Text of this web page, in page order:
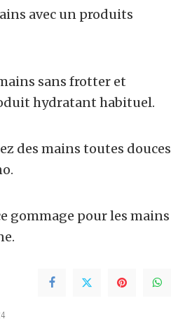
avec un produits
sans frotter et
hydratant habituel.
des mains toutes douces
gommage pour les mains